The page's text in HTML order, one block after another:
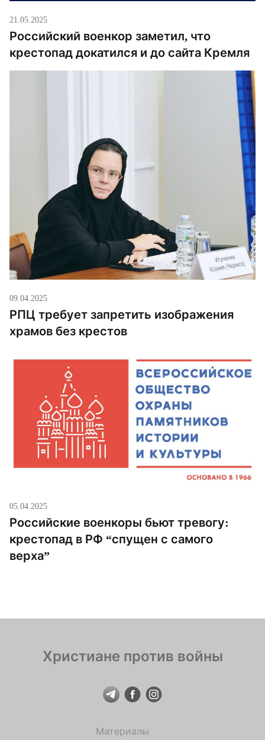
21.05.2025
Российский военкор заметил, что
крестопад докатился и до сайта Кремля
09.04.2025
РПЦ требует запретить изображения
храмов без крестов
05.04.2025
Российские военкоры бьют тревогу:
крестопад в РФ “спущен с самого
верха”
Христиане против войны
Материалы